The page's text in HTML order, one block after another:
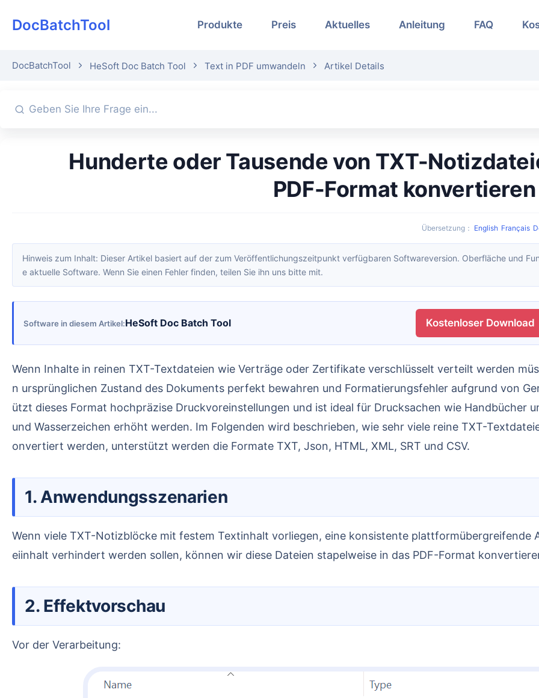
DocBatchTool Produkte Preis Aktuelles Anleitung FAQ
DocBatchTool HeSoft Doc Batch Tool Text in PDF umwandeln Artikel Details
Hunderte oder Tausende von TXT-Notizdateien auf einmal in das
PDF-Format konvertieren
Übersetzung ： English Français
Hinweis zum Inhalt: Dieser Artikel basiert auf der zum Veröffentlichungszeitpunkt verfügbaren Softwareversion. Oberfläche und Funktionen können sich durch Updates ändern; maßgeblich ist di
e aktuelle Software. Wenn Sie einen Fehler finden, teilen Sie ihn uns bitte mit.
Software in diesem Artikel HeSoft Doc Batch Tool Kostenloser Download
Wenn Inhalte in reinen TXT-Textdateien wie Verträge oder Zertifikate verschlüsselt verteilt werden müssen, kann die Umwandlung in das PDF-Format de
n ursprünglichen Zustand des Dokuments perfekt bewahren und Formatierungsfehler aufgrund von
ützt dieses Format hochpräzise Druckvoreinstellungen und ist ideal für Drucksachen wie Handbücher
und Wasserzeichen erhöht werden. Im Folgenden wird beschrieben, wie sehr viele reine TXT-
onvertiert werden, unterstützt werden die Formate TXT, Json, HTML, XML, SRT und CSV.
1. Anwendungsszenarien
Wenn viele TXT-Notizblöcke mit festem Textinhalt vorliegen, eine konsistente plattformübergreifende Anzeige gewährleistet oder Manipulationen am Dat
eiinhalt verhindert werden sollen, können wir diese Dateien stapelweise in das PDF-Format
2. Effektvorschau
Vor der Verarbeitung: